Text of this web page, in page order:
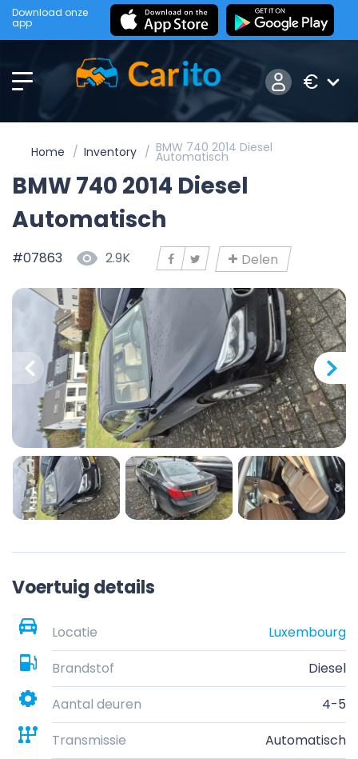
Download onze
app
€
Home Inventory BMW 740 2014 Diesel
Automatisch
BMW 740 2014 Diesel
Automatisch
#07863 2.9K Delen
Voertuig details
Locatie
Luxembourg
Brandstof
Diesel
Aantal deuren
4-5
Transmissie
Automatisch